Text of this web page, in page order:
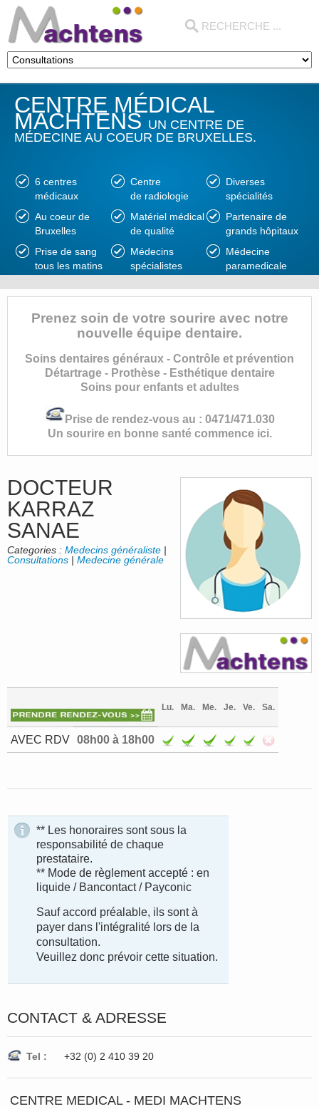
CENTRE MÉDICAL
MACHTENSUN CENTRE DE
MÉDECINE AU COEUR DE BRUXELLES.
6 centres
médicaux
Au coeur de
Bruxelles
Prise de sang
tous les matins
Centre
de radiologie
Matériel médical
de qualité
Médecins
spécialistes
Diverses
spécialités
Partenaire de
grands hôpitaux
Médecine
paramedicale
Prenez soin de votre sourire avec notre
nouvelle équipe dentaire.
Soins dentaires généraux - Contrôle et prévention
Détartrage - Prothèse - Esthétique dentaire
Soins pour enfants et adultes
Prise de rendez-vous au : 0471/471.030
Un sourire en bonne santé commence ici.
DOCTEUR
KARRAZ
SANAE
Categories : Medecins généraliste |
Consultations | Medecine générale
Lu. Ma. Me. Je. Ve. Sa.
AVEC RDV 08h00 à 18h00
** Les honoraires sont sous la
responsabilité de chaque
prestataire.
** Mode de règlement accepté : en
liquide / Bancontact / Payconic
Sauf accord préalable, ils sont à
payer dans l'intégralité lors de la
consultation.
Veuillez donc prévoir cette situation.
CONTACT & ADRESSE
Tel : +32 (0) 2 410 39 20
CENTRE MEDICAL - MEDI MACHTENS